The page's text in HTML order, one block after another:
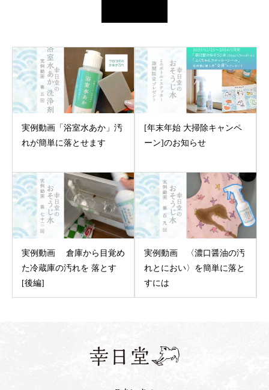
実例動画「浴室水あか」汚
れが簡単に落とせます
[年末年始 大掃除キャンペ
ーン]のお知らせ
実例動画 倉庫から目覚め
た冷蔵庫の汚れを 落とす
[後編]
実例動画 〈濃口醤油の汚
れとにおい〉を簡単に落と
すには